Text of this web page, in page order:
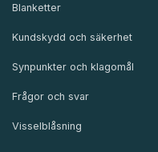
Blanketter
Kundskydd och säkerhet
Synpunkter och klagomål
Frågor och svar
Visselblåsning